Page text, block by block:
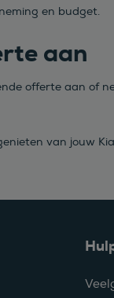
en budget.
aan
offerte aan of
van jouw